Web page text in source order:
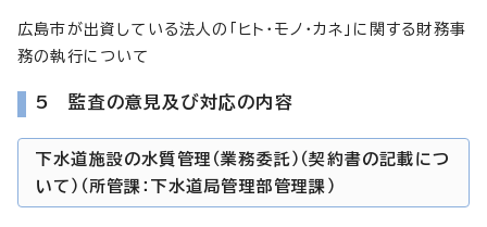
広島市が出資している法人の「ヒト・モノ・カネ」に関する財務事
務の執行について
5 監査の意見及び対応の内容
下水道施設の水質管理（業務委託）（契約書の記載につ
いて）（所管課：下水道局管理部管理課）